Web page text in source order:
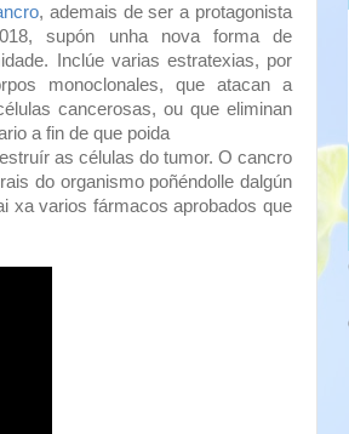
, ademais de ser a protagonista
supón unha nova forma de
Inclúe varias estratexias, por
monoclonales, que atacan a
cancerosas, ou que eliminan
a fin de que poida
as células do tumor.O cancro
do organismo poñéndolle dalgún
xa varios fármacos aprobados que